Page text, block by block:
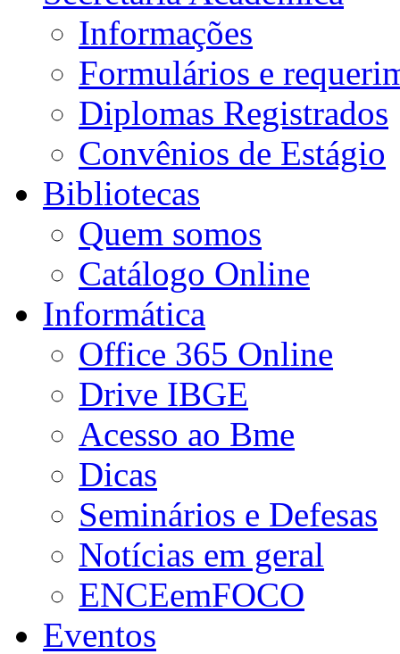
Informações
Formulários e
Diplomas Registrados
Convênios de Estágio
Bibliotecas
Quem somos
Catálogo Online
Informática
Office 365 Online
Drive IBGE
Acesso ao Bme
Dicas
Seminários e Defesas
Notícias em geral
ENCEemFOCO
Eventos